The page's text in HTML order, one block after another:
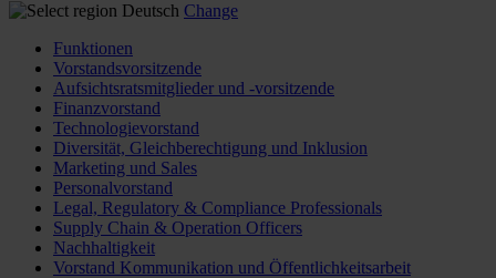
Deutsch Change
Funktionen
Vorstandsvorsitzende
Aufsichtsratsmitglieder und -vorsitzende
Finanzvorstand
Technologievorstand
Diversität, Gleichberechtigung und Inklusion
Marketing und Sales
Personalvorstand
Legal, Regulatory & Compliance Professionals
Supply Chain & Operation Officers
Nachhaltigkeit
Vorstand Kommunikation und Öffentlichkeitsarbeit